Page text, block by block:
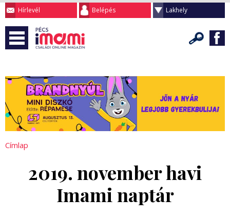
Hírlevél Belépés Lakhely
Címlap
2019. november havi
Imami naptár